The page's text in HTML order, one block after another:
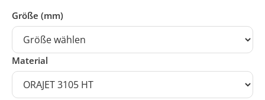
Größe (mm)
Material